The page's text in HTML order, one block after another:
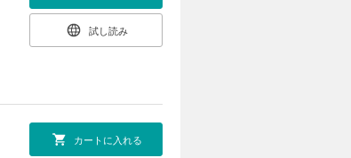
試し読み
カートに入れる